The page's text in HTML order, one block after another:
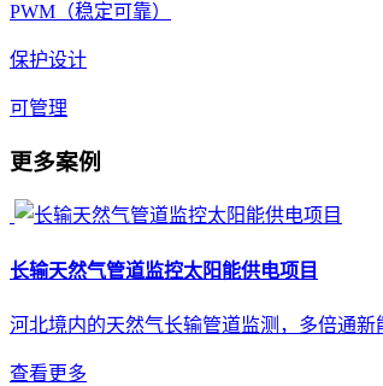
PWM（稳定可靠）
保护设计
可管理
更多案例
长输天然气管道监控太阳能供电项目
河北境内的天然气长输管道监测，多倍通
查看更多